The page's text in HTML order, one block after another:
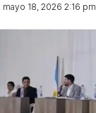
18, 2026 2:16 pm